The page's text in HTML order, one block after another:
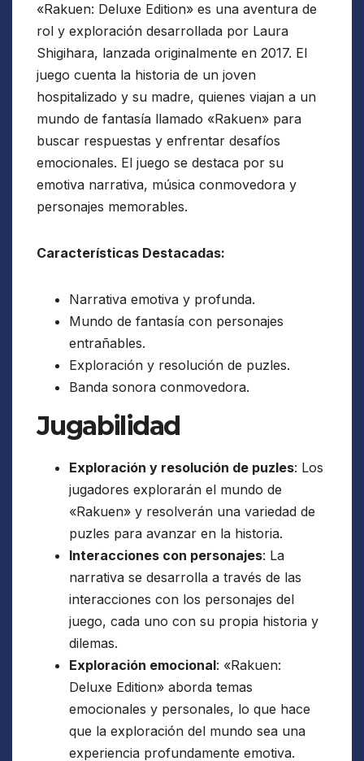
«Rakuen: Deluxe Edition» es una aventura de
rol y exploración desarrollada por Laura
Shigihara, lanzada originalmente en 2017. El
juego cuenta la historia de un joven
hospitalizado y su madre, quienes viajan a un
mundo de fantasía llamado «Rakuen» para
buscar respuestas y enfrentar desafíos
emocionales. El juego se destaca por su
emotiva narrativa, música conmovedora y
personajes memorables.
Características Destacadas:
Narrativa emotiva y profunda.
Mundo de fantasía con personajes
entrañables.
Exploración y resolución de puzles.
Banda sonora conmovedora.
Jugabilidad
Exploración y resolución de puzles: Los
jugadores explorarán el mundo de
«Rakuen» y resolverán una variedad de
puzles para avanzar en la historia.
Interacciones con personajes: La
narrativa se desarrolla a través de las
interacciones con los personajes del
juego, cada uno con su propia historia y
dilemas.
Exploración emocional: «Rakuen:
Deluxe Edition» aborda temas
emocionales y personales, lo que hace
que la exploración del mundo sea una
experiencia profundamente emotiva.